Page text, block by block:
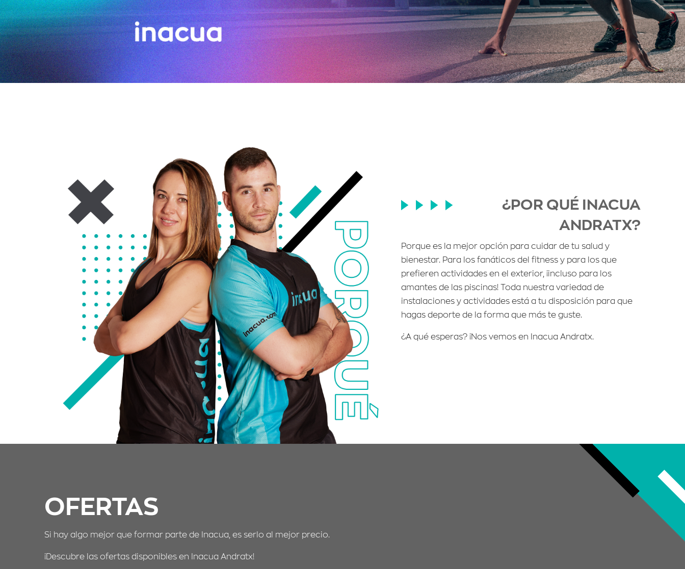
¿POR QUÉ INACUA
ANDRATX?
Porque es la mejor opción para cuidar de tu salud y
bienestar. Para los fanáticos del fitness y para los que
prefieren actividades en el exterior, ¡incluso para los
amantes de las piscinas! Toda nuestra variedad de
instalaciones y actividades está a tu disposición para que
hagas deporte de la forma que más te guste.
¿A qué esperas? ¡Nos vemos en Inacua Andratx.
OFERTAS
Si hay algo mejor que formar parte de Inacua, es serlo al mejor precio.
¡Descubre las ofertas disponibles en Inacua Andratx!